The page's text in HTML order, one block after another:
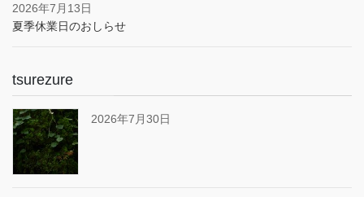
2026年7月13日
夏季休業日のおしらせ
tsurezure
2026年7月30日